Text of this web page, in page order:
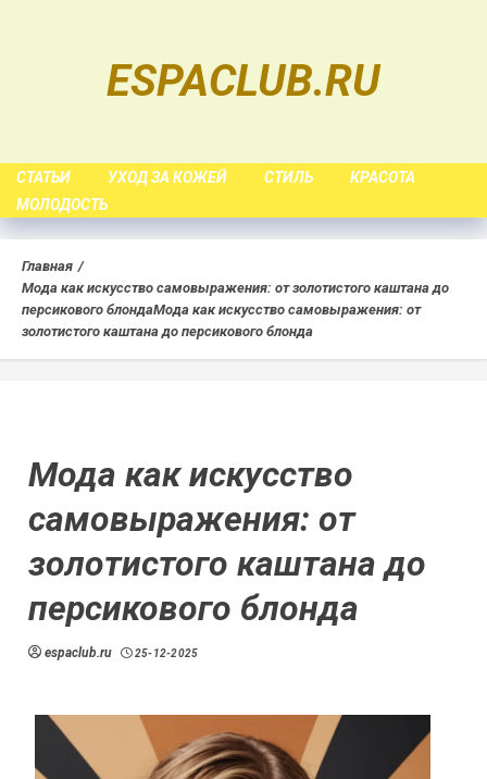
ESPACLUB.RU
СТАТЬИ УХОД ЗА КОЖЕЙ СТИЛЬ
КРАСОТА
МОЛОДОСТЬ
Главная
Мода как искусство самовыражения: от золотистого каштана до
персикового блондаМода как искусство самовыражения: от
золотистого каштана до персикового блонда
Мода как искусство
самовыражения: от
золотистого каштана до
персикового блонда
espaclub.ru 25-12-2025